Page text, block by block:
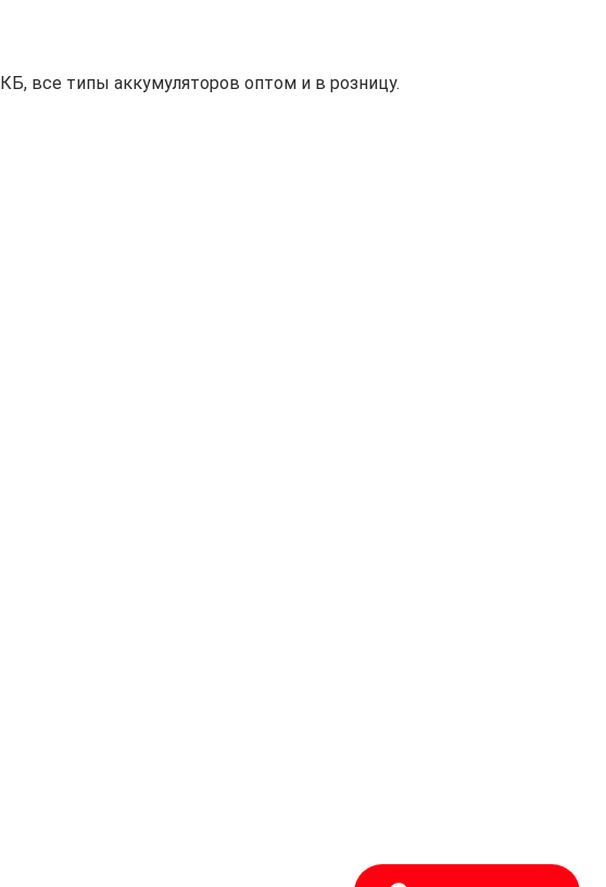
все типы аккумуляторов оптом и в розницу.